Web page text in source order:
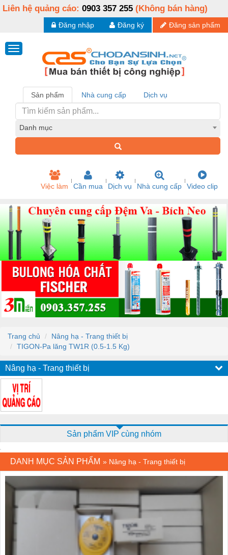
Liên hệ quảng cáo: 0903 357 255 (Không bán hàng)
Đăng sản phẩm
Đăng ký
Đăng nhập
Sản phẩm Nhà cung cấp Dịch vụ
Danh mục
Việc làm Cần mua Dịch vụ Nhà cung cấp Video clip
Trang chủ
Nâng hạ - Trang thiết bị
TIGON-Pa lăng TW1R (0.5-1.5 Kg)
Nâng hạ - Trang thiết bị
Sản phẩm VIP cùng nhóm
DANH MỤC SẢN PHẨM » Nâng hạ - Trang thiết bị